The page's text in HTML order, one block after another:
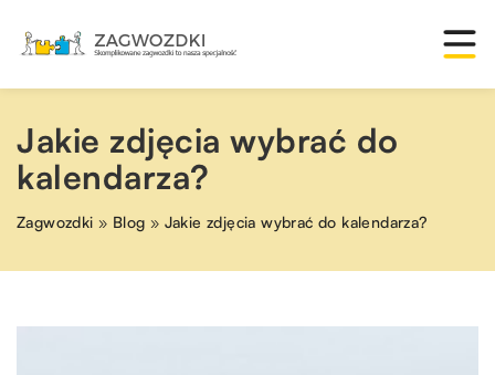
Jakie zdjęcia wybrać do
kalendarza?
Zagwozdki » Blog » Jakie zdjęcia wybrać do kalendarza?